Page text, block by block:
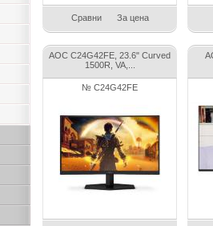
Сравни За цена
AOC C24G42FE, 23.6" Curved
1500R, VA,...
№ C24G42FE